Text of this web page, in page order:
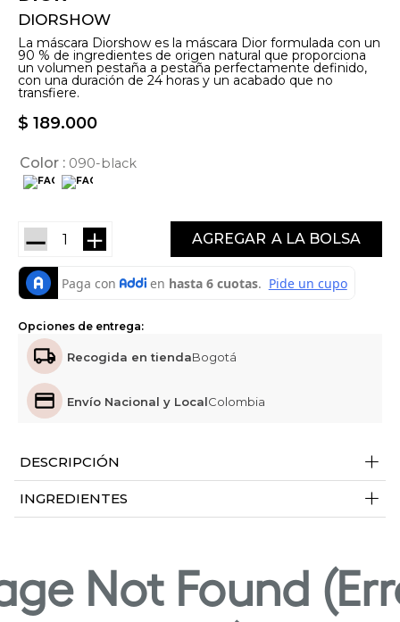
DIORSHOW
La máscara Diorshow es la máscara Dior formulada con un
90 % de ingredientes de origen natural que proporciona
un volumen pestaña a pestaña perfectamente definido,
con una duración de 24 horas y un acabado que no
transfiere.
$ 189.000
Color 090-black
＋
－ AGREGAR
Opciones de entrega:
Recogida en tiendaBogotá
Envío Nacional y LocalColombia
DESCRIPCIÓN +
INGREDIENTES +